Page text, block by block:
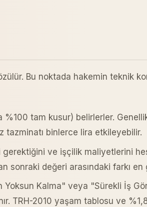
Bu noktada hakemin teknik
tam kusur) belirlerler.
tazminatı binlerce lira etkileyebilir.
ve işçilik maliyetlerini
sonraki değeri arasındaki farkı
Kalma" veya "Sürekli İş
TRH-2010 yaşam tablosu ve